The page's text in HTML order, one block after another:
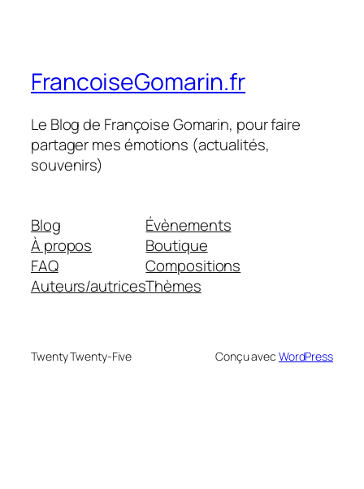
FrancoiseGomarin.fr
Le Blog de Françoise Gomarin, pour faire
partager mes émotions (actualités,
souvenirs)
Blog
À propos
FAQ
Auteurs/autrices
Évènements
Boutique
Compositions
Thèmes
Twenty Twenty-Five Conçu avec WordPress